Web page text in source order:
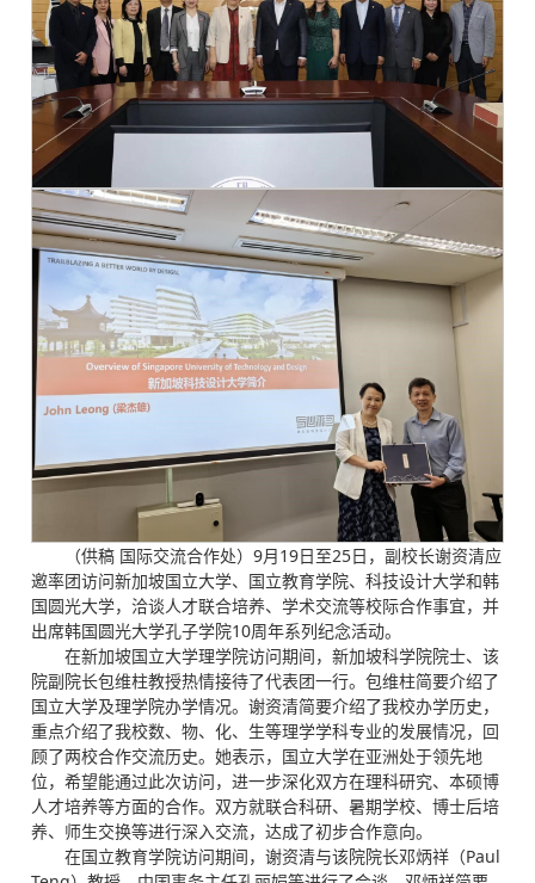
（供稿 国际交流合作处）9月19日至25日，副校长谢资清应
邀率团访问新加坡国立大学、国立教育学院、科技设计大学和韩
国圆光大学，洽谈人才联合培养、学术交流等校际合作事宜，并
出席韩国圆光大学孔子学院10周年系列纪念活动。
在新加坡国立大学理学院访问期间，新加坡科学院院士、该
院副院长包维柱教授热情接待了代表团一行。包维柱简要介绍了
国立大学及理学院办学情况。谢资清简要介绍了我校办学历史，
重点介绍了我校数、物、化、生等理学学科专业的发展情况，回
顾了两校合作交流历史。她表示，国立大学在亚洲处于领先地
位，希望能通过此次访问，进一步深化双方在理科研究、本硕博
人才培养等方面的合作。双方就联合科研、暑期学校、博士后培
养、师生交换等进行深入交流，达成了初步合作意向。
在国立教育学院访问期间，谢资清与该院院长邓炳祥（Paul